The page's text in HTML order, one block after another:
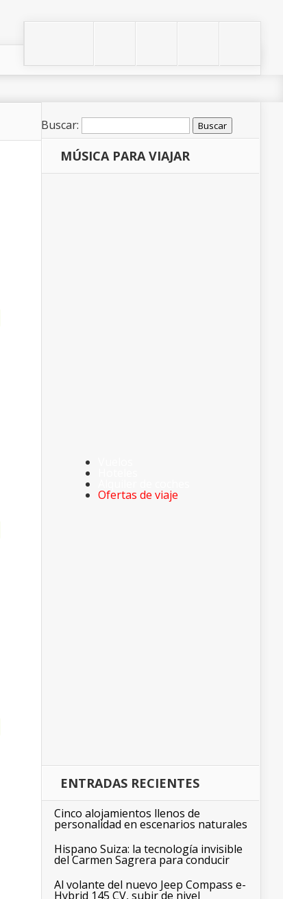
Buscar:
MÚSICA PARA VIAJAR
Ofertas de viaje
ENTRADAS RECIENTES
Cinco alojamientos llenos de
personalidad en escenarios naturales
Hispano Suiza: la tecnología invisible
del Carmen Sagrera para conducir
Al volante del nuevo Jeep Compass e-
Hybrid 145 CV, subir de nivel